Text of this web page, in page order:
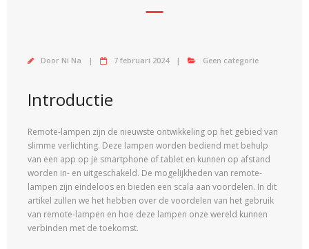
Door Ni Na 7 februari 2024 Geen categorie
Introductie
Remote-lampen zijn de nieuwste ontwikkeling op het gebied van
slimme verlichting. Deze lampen worden bediend met behulp
van een app op je smartphone of tablet en kunnen op afstand
worden in- en uitgeschakeld. De mogelijkheden van remote-
lampen zijn eindeloos en bieden een scala aan voordelen. In dit
artikel zullen we het hebben over de voordelen van het gebruik
van remote-lampen en hoe deze lampen onze wereld kunnen
verbinden met de toekomst.